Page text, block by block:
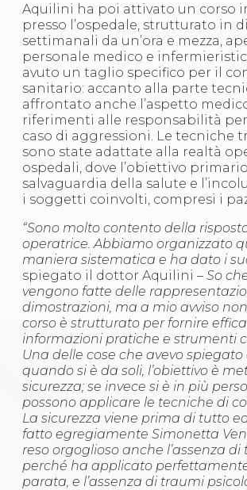
Aquilini ha poi attivato un corso
presso l’ospedale, strutturato in
settimanali da un’ora e mezza,
personale medico e
avuto un taglio specifico per il
sanitario: accanto alla parte
affrontato anche l’aspetto
riferimenti alle responsabilità
caso di aggressioni. Le tecniche
sono state adattate alla realtà
ospedali, dove l’obiettivo
salvaguardia della salute e
i soggetti coinvolti, compresi i
“Sono molto contento della
operatrice. Abbiamo organizzato
maniera sistematica e ha dato i
spiegato il dottor Aquilini –So
vengono fatte delle
dimostrazioni, ma a mio avviso
corso è strutturato per fornire
informazioni pratiche e strumenti
Una delle cose che avevo spiegato
quando si è da soli, l’obiettivo è
sicurezza; se invece si è in più
possono applicare le tecniche di
La sicurezza viene prima di tutto
fatto egregiamente Simonetta
reso orgoglioso anche l’assenza di
perché ha applicato
parata, e l’assenza di traumi